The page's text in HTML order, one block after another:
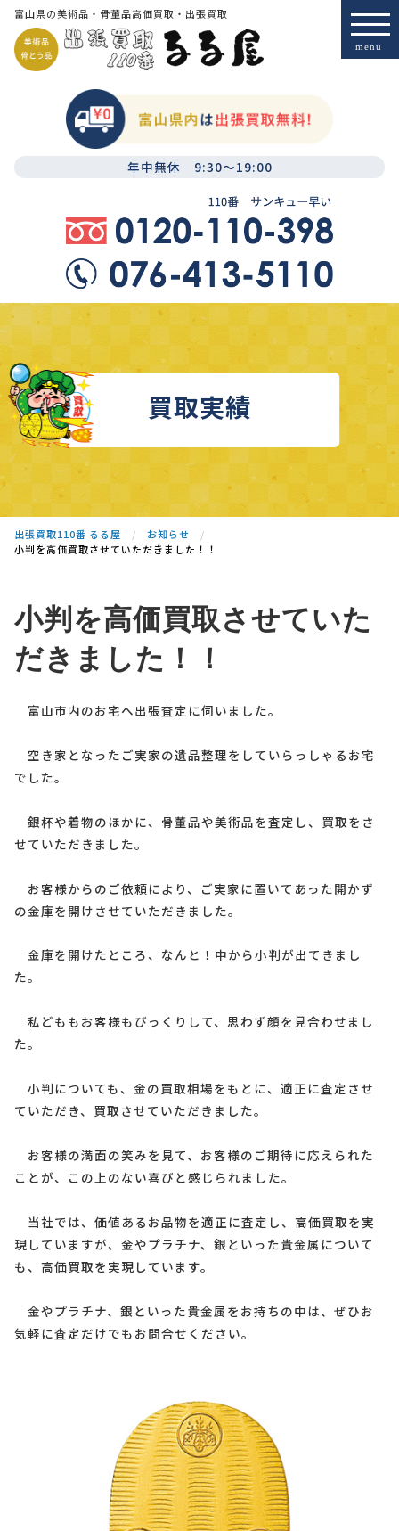
富山県の美術品・骨董品高価買取・出張買取
年中無休 9:30～19:00
買取実績
出張買取110番 るる屋
お知らせ
小判を高価買取させていただきました！！
小判を高価買取させていた
だきました！！
富山市内のお宅へ出張査定に伺いました。
空き家となったご実家の遺品整理をしていらっしゃるお宅
でした。
銀杯や着物のほかに、骨董品や美術品を査定し、買取をさ
せていただきました。
お客様からのご依頼により、ご実家に置いてあった開かず
の金庫を開けさせていただきました。
金庫を開けたところ、なんと！中から小判が出てきまし
た。
私どももお客様もびっくりして、思わず顔を見合わせまし
た。
小判についても、金の買取相場をもとに、適正に査定させ
ていただき、買取させていただきました。
お客様の満面の笑みを見て、お客様のご期待に応えられた
ことが、この上のない喜びと感じられました。
当社では、価値あるお品物を適正に査定し、高価買取を実
現していますが、金やプラチナ、銀といった貴金属について
も、高価買取を実現しています。
金やプラチナ、銀といった貴金属をお持ちの中は、ぜひお
気軽に査定だけでもお問合せください。